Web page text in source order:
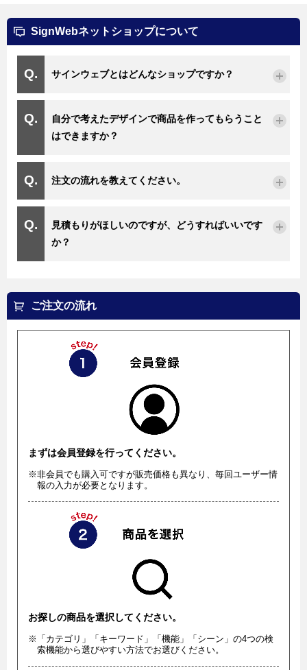
SignWebネットショップについて
サインウェブとはどんなショップですか？
自分で考えたデザインで商品を作ってもらうこと
はできますか？
注文の流れを教えてください。
見積もりがほしいのですが、どうすればいいです
か？
ご注文の流れ
まずは会員登録を行ってください。
※非会員でも購入可ですが販売価格も異なり、毎回ユーザー情
報の入力が必要となります。
お探しの商品を選択してください。
※「カテゴリ」「キーワード」「機能」「シーン」の4つの検
索機能から選びやすい方法でお選びください。